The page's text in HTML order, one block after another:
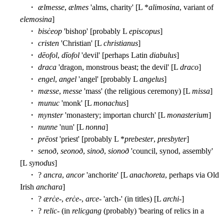
・ ælmesse, ælmes 'alms, charity' [L *alimosina, variant of
elemosina]
・ bisċeop 'bishop' [probably L episcopus]
・ cristen 'Christian' [L christianus]
・ dēofol, dīofol 'devil' [perhaps Latin diabulus]
・ draca 'dragon, monstrous beast; the devil' [L draco]
・ engel, angel 'angel' [probably L angelus]
・ mæsse, messe 'mass' (the religious ceremony) [L missa]
・ munuc 'monk' [L monachus]
・ mynster'monastery; importan church' [L monasterium]
・ nunne 'nun' [L nonna]
・ prēost'priest' [probably L *prebester, presbyter]
・ senoð, seonoð, sinoð, sionoð 'council, synod, assembly'
[L synodus]
・ ? ancra, ancor'anchorite' [L anachoreta, perhaps via Old
Irish anchara]
・ ? ærċe-, erċe-, arce- 'arch-' (in titles) [L archi-]
・ ? relic- (in relicgang (probably) 'bearing of relics in a